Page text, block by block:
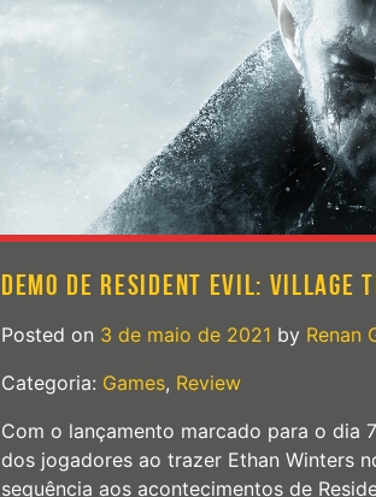
DEMO DE RESIDENT EVIL: VILLAGE
Posted on 3 de maio de 2021 by Renan
Categoria: Games, Review
Com o lançamento marcado para o dia
dos jogadores ao trazer Ethan Winters
sequência aos acontecimentos de